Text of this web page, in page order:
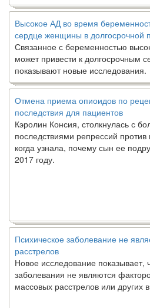
Высокое АД во время
сердце женщины в долгосрочной
Связанное с беременностью
может привести к долгосрочным
показывают новые исследования.
Отмена приема опиоидов по
последствия для пациентов
Кэролин Консия, столкнулась с
последствиями репрессий
когда узнала, почему сын ее
2017 году.
Психическое заболевание не
расстрелов
Новое исследование показывает,
заболевания не являются
массовых расстрелов или других